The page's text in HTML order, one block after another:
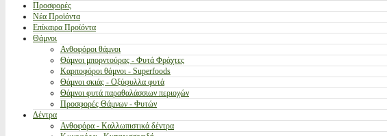
Προσφορές
Νέα Προϊόντα
Επίκαιρα Προϊόντα
Θάμνοι
Ανθοφόροι θάμνοι
Θάμνοι μπορντούρας - Φυτά Φράχτες
Καρποφόροι θάμνοι - Superfoods
Θάμνοι σκιάς - Οξύφυλλα φυτά
Θάμνοι φυτά παραθαλάσσιων περιοχών
Προσφορές Θάμνων - Φυτών
Δέντρα
Ανθοφόρα - Καλλωπιστικά δέντρα